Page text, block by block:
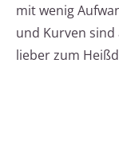
mit wenig
und Kurven
lieber zum